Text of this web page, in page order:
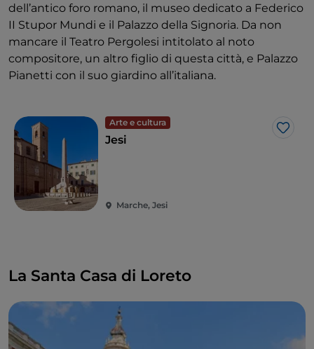
dell’antico foro romano, il museo dedicato a Federico
II Stupor Mundi e il Palazzo della Signoria. Da non
mancare il Teatro Pergolesi intitolato al noto
compositore, un altro figlio di questa città, e Palazzo
Pianetti con il suo giardino all’italiana.
Arte e cultura
Like
Jesi
Marche, Jesi
La Santa Casa di Loreto